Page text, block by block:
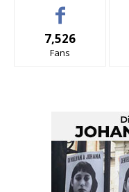
7,526
Fans